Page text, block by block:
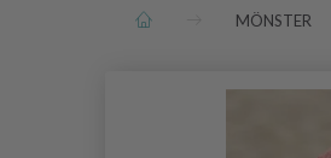
MÖNSTER